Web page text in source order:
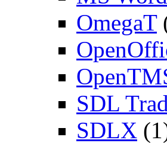
OmegaT
SDL
SDLX